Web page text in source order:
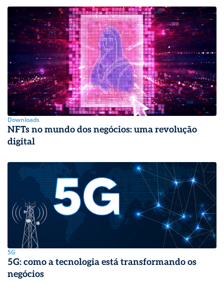
Downloads
NFTs no mundo dos negócios: uma revolução
digital
5G
5G: como a tecnologia está transformando os
negócios